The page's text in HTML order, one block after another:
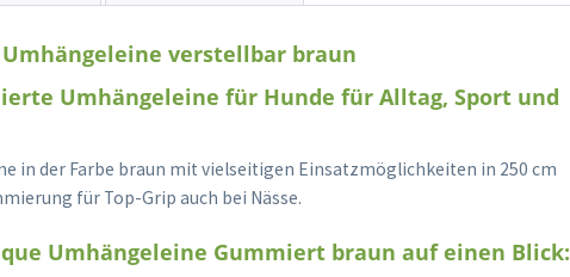
verstellbar braun
Umhängeleine für Hunde für Alltag, Sport und
in der Farbe braun mit vielseitigen Einsatzmöglichkeiten in 250 cm
für Top-Grip auch bei Nässe.
Umhängeleine Gummiert braun auf einen Blick: